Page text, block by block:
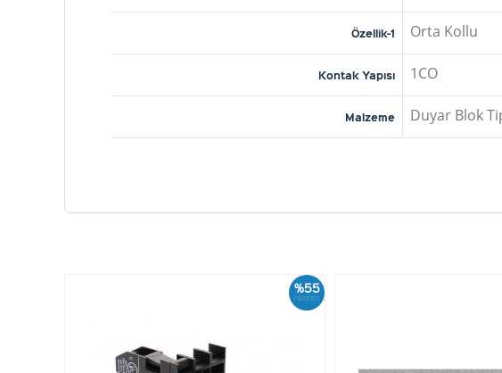
Özellik-1 Orta Kollu
Kontak Yapısı 1CO
Malzeme Duyar Blok
%55
İskonto